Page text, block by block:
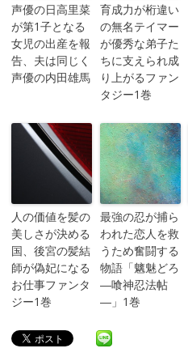
声優の日高里菜
が第1子となる
女児の出産を報
告、夫は同じく
声優の内田雄馬
育成力が桁違い
の無名テイマー
が優秀な弟子た
ちに支えられ成
り上がるファン
タジー1巻
人の価値を髪の
美しさが決める
国、後宮の髪結
師が偽妃になる
お仕事ファンタ
ジー1巻
最強の忍が捕ら
われた恋人を救
うため奮闘する
物語「魑魅どろ
―喰神忍法帖
―」1巻